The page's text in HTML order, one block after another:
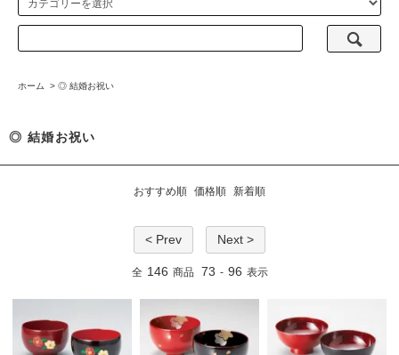
ホーム > ◎ 結婚お祝い
◎ 結婚お祝い
おすすめ順 価格順 新着順
< Prev Next >
全 146 商品 73 - 96 表示